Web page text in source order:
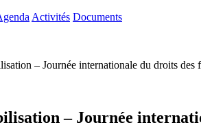
Activités Documents
– Journée internationale du droits des
– Journée